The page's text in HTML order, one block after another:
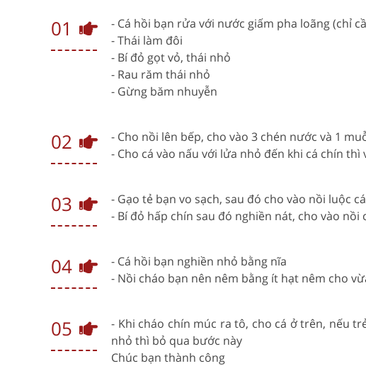
01
- Cá hồi bạn rửa với nước giấm pha loãng (chỉ
- Thái làm đôi
- Bí đỏ gọt vỏ, thái nhỏ
- Rau răm thái nhỏ
- Gừng băm nhuyễn
02
- Cho nồi lên bếp, cho vào 3 chén nước và 1
- Cho cá vào nấu với lửa nhỏ đến khi cá chín
03
- Gạo tẻ bạn vo sạch, sau đó cho vào nồi luộc
- Bí đỏ hấp chín sau đó nghiền nát, cho vào nồi
04
- Cá hồi bạn nghiền nhỏ bằng nĩa
- Nồi cháo bạn nên nêm bằng ít hạt nêm cho
05
- Khi cháo chín múc ra tô, cho cá ở trên, nếu
nhỏ thì bỏ qua bước này
Chúc bạn thành công